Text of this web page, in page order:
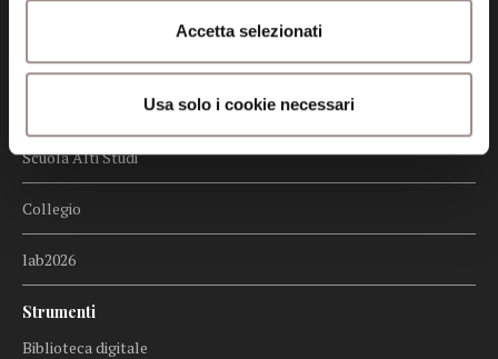
Accetta selezionati
Usa solo i cookie necessari
Centro Culturale
Centro Studi Religiosi
Scuola Alti Studi
Collegio
lab2026
Strumenti
Biblioteca digitale